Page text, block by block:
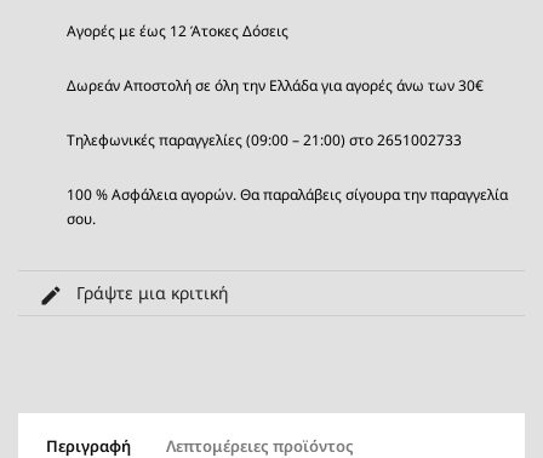
Αγορές με έως 12 Άτοκες Δόσεις
Δωρεάν Αποστολή σε όλη την Ελλάδα για αγορές άνω των 30€
Τηλεφωνικές παραγγελίες (09:00 – 21:00) στο 2651002733
100 % Ασφάλεια αγορών. Θα παραλάβεις σίγουρα την παραγγελία
σου.
Γράψτε μια κριτική
Περιγραφή Λεπτομέρειες προϊόντος